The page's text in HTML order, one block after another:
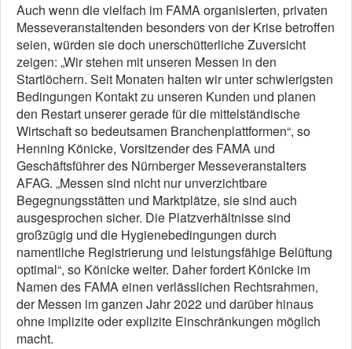
Auch wenn die vielfach im FAMA organisierten, privaten
Messeveranstaltenden besonders von der Krise betroffen
seien, würden sie doch unerschütterliche Zuversicht
zeigen: „Wir stehen mit unseren Messen in den
Startlöchern. Seit Monaten halten wir unter schwierigsten
Bedingungen Kontakt zu unseren Kunden und planen
den Restart unserer gerade für die mittelständische
Wirtschaft so bedeutsamen Branchenplattformen“, so
Henning Könicke, Vorsitzender des FAMA und
Geschäftsführer des Nürnberger Messeveranstalters
AFAG. „Messen sind nicht nur unverzichtbare
Begegnungsstätten und Marktplätze, sie sind auch
ausgesprochen sicher. Die Platzverhältnisse sind
großzügig und die Hygienebedingungen durch
namentliche Registrierung und leistungsfähige Belüftung
optimal“, so Könicke weiter. Daher fordert Könicke im
Namen des FAMA einen verlässlichen Rechtsrahmen,
der Messen im ganzen Jahr 2022 und darüber hinaus
ohne implizite oder explizite Einschränkungen möglich
macht.